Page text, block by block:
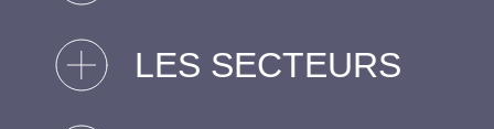
LES SECTEURS